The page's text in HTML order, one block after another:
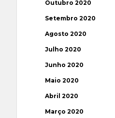
Outubro 2020
Setembro 2020
Agosto 2020
Julho 2020
Junho 2020
Maio 2020
Abril 2020
Março 2020